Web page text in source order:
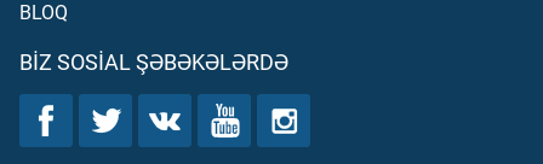
BLOQ
BIZ SOSIAL ŞƏBƏKƏLƏRDƏ